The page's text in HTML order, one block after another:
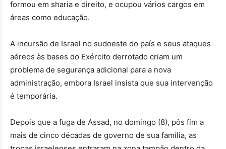
formou em sharia e direito, e ocupou vários cargos em
áreas como educação.
A incursão de Israel no sudoeste do país e seus ataques
aéreos às bases do Exército derrotado criam um
problema de segurança adicional para a nova
administração, embora Israel insista que sua intervenção
é temporária.
Depois que a fuga de Assad, no domingo (8), pôs fim a
mais de cinco décadas de governo de sua família, as